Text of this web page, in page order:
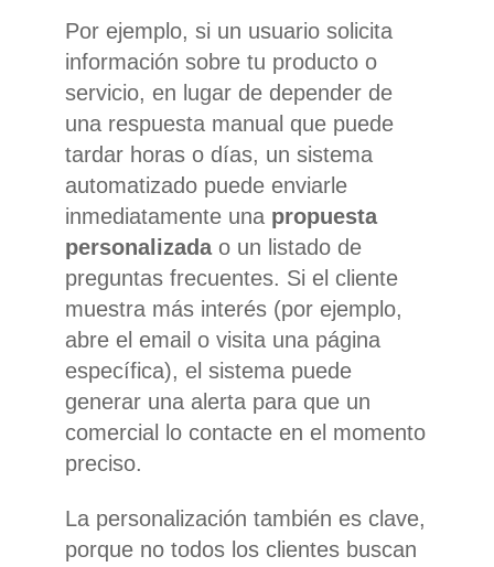
Por ejemplo, si un usuario solicita
información sobre tu producto o
servicio, en lugar de depender de
una respuesta manual que puede
tardar horas o días, un sistema
automatizado puede enviarle
inmediatamente una propuesta
personalizadao un listado de
preguntas frecuentes. Si el cliente
muestra más interés (por ejemplo,
abre el email o visita una página
específica), el sistema puede
generar una alerta para que un
comercial lo contacte en el momento
preciso.
La personalización también es clave,
porque no todos los clientes buscan